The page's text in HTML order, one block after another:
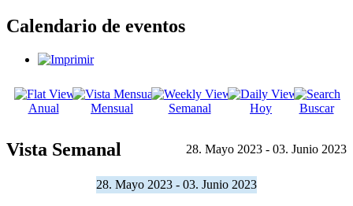
Calendario de eventos
Anual Mensual Semanal Hoy Buscar
Vista Semanal 28. Mayo 2023 - 03. Junio 2023
28. Mayo 2023 - 03. Junio 2023